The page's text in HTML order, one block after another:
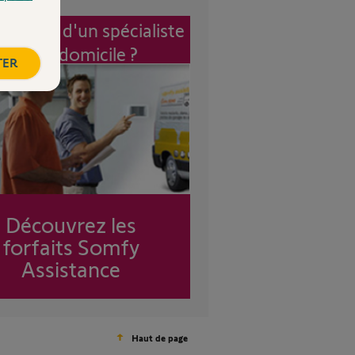
d'un spécialiste
à mon domicile ?
Découvrez les
forfaits Somfy
Assistance
Haut de page